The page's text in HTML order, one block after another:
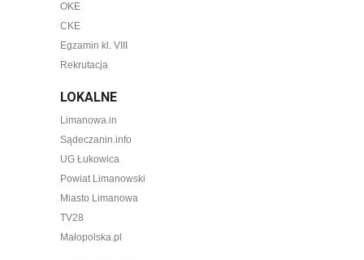
OKE
CKE
Egzamin kl. VIII
Rekrutacja
LOKALNE
Limanowa.in
Sądeczanin.info
UG Łukowica
Powiat Limanowski
Miasto Limanowa
TV28
Małopolska.pl